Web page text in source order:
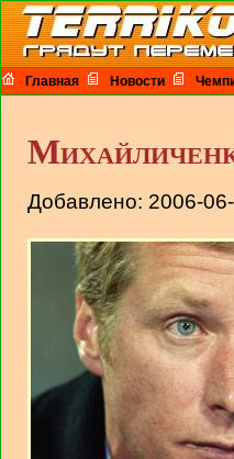
Главная Новости
Добавлено: 2006-